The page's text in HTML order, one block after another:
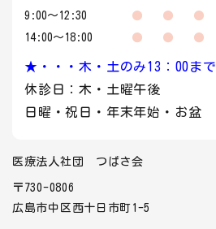
9:00～12:30 ● ● ●
14:00～18:00
● ● ●
★・・・木・土のみ13：00まで
休診日：木・土曜午後
日曜・祝日・年末年始・お盆
医療法人社団 つばさ会
〒730-0806
広島市中区西十日市町1-5